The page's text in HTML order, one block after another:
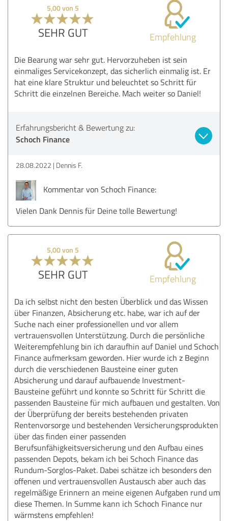
5,00 von 5
SEHR GUT Empfehlung
Die Bearung war sehr gut. Hervorzuheben ist sein
einmaliges Servicekonzept, das sicherlich einmalig ist. Er
hat eine klare Struktur und beleuchtet so Schritt für
Schritt die einzelnen Bereiche. Mach weiter so Daniel!
Erfahrungsbericht & Bewertung zu:
Schoch Finance
28.08.2022 Dennis F.
Kommentar von Schoch Finance:
Vielen Dank Dennis für Deine tolle Bewertung!
5,00 von 5
SEHR GUT Empfehlung
Da ich selbst nicht den besten Überblick und das Wissen
über Finanzen, Absicherung etc. habe, war ich auf der
Suche nach einer professionellen und vor allem
vertrauensvollen Unterstützung. Durch die persönliche
Weiterempfehlung bin ich daraufhin auf Daniel und Schoch
Finance aufmerksam geworden. Hier wurde ich z Beginn
durch die verschiedenen Bausteine einer guten
Absicherung und darauf aufbauende Investment-
Bausteine geführt und konnte so Schritt für Schritt die
passenden Bausteine für mich aufbauen und gestalten. Von
der Überprüfung der bereits bestehenden privaten
Rentenvorsorge und bestehenden Versicherungsprodukten
über das finden einer passenden
Berufsunfähigkeitsversicherung und den Aufbau eines
passenden Depots, bekam ich bei Schoch Finance das
Rundum-Sorglos-Paket. Dabei schätze ich besonders den
offenen und vertrauensvollen Austausch aber auch das
regelmäßige Erinnern an meine eigenen Aufgaben rund um
diese Themen. In Summe kann ich Schoch Finance nur
wärmstens empfehlen!